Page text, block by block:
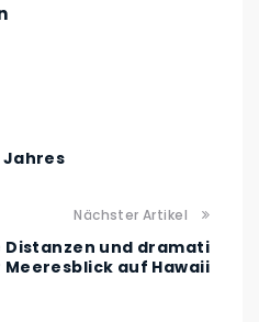
Jahres
Nächster Artikel
Distanzen und dramati
Meeresblick auf Hawaii